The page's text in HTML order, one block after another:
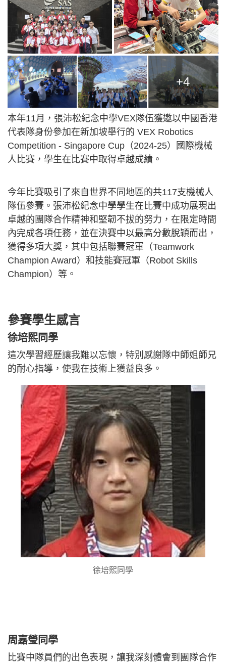
+4
本年11月，張沛松紀念中學VEX隊伍獲邀以中國香港
代表隊身份參加在新加坡舉行的 VEX Robotics
Competition - Singapore Cup（2024-25）國際機械
人比賽，學生在比賽中取得卓越成績。
今年比賽吸引了來自世界不同地區的共117支機械人
隊伍參賽。張沛松紀念中學學生在比賽中成功展現出
卓越的團隊合作精神和堅韌不拔的努力，在限定時間
內完成各項任務，並在決賽中以最高分數脫穎而出，
獲得多項大獎，其中包括聯賽冠軍（Teamwork
Champion Award）和技能賽冠軍（Robot Skills
Champion）等。
參賽學生感言
徐培熙同學
這次學習經歷讓我難以忘懷，特別感謝隊中師姐師兄
的耐心指導，使我在技術上獲益良多。
徐培熙同學
周嘉瑩同學
比賽中隊員們的出色表現，讓我深刻體會到團隊合作